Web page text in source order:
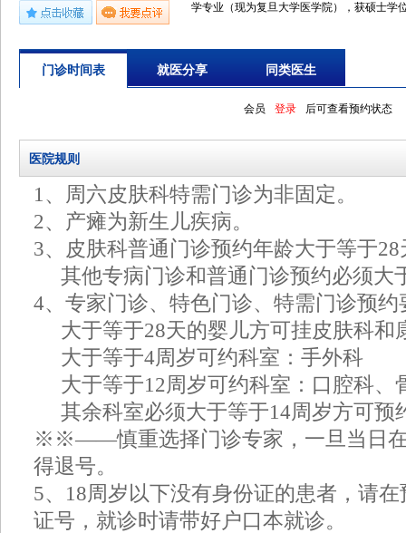
学专业（现为复旦大学医学院），获硕士学
术，2006年4月赴意大利参加髋关节翻修高
膝关节置换、髋关节翻修学习班，2009年赴
置换1个月。主要从事骨科关节疾病等临床
关节炎、关节周围良恶性肿瘤、关节炎性病
建手术、各种关节镜技术等。近十年来发表
门诊时间表 就医分享 同类医生
会员 登录 后可查看预约状态
医院规则
1、周六皮肤科特需门诊为非固定。
2、产瘫为新生儿疾病。
3、皮肤科普通门诊预约年龄大于等于
其他专病门诊和普通门诊预约必须大
4、专家门诊、特色门诊、特需门诊预约
大于等于28天的婴儿方可挂皮肤科和
大于等于4周岁可约科室：手外科
大于等于12周岁可约科室：口腔科、
其余科室必须大于等于14周岁方可预
※※——慎重选择门诊专家，一旦当日在
得退号。
5、18周岁以下没有身份证的患者，请
证号，就诊时请带好户口本就诊。